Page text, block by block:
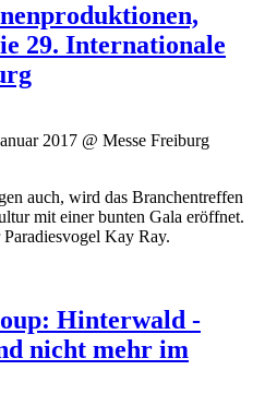
29. Internationale
2017 @ Messe Freiburg
auch, wird das Branchentreffen
mit einer bunten Gala eröffnet.
Kay Ray.
Hinterwald -
nicht mehr im